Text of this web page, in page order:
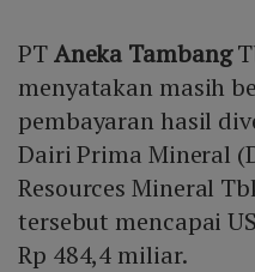
PTAneka Tambang
menyatakan masih
pembayaran hasil
Dairi Prima Mineral
Resources Mineral
tersebut mencapai
Rp 484,4 miliar.